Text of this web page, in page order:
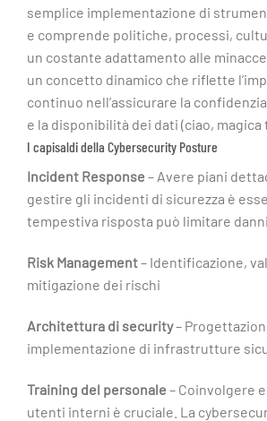
semplice implementazione di
e comprende politiche, processi,
un costante adattamento alle
un concetto dinamico che riflette
continuo nell’assicurare la
e la disponibilità dei dati (ciao, magica
I capisaldi della Cybersecurity Posture
Incident Response – Avere piani
gestire gli incidenti di sicurezza è
tempestiva risposta può limitare
Risk Management– Identificazione,
mitigazione dei rischi
Architettura di security–
implementazione di infrastrutture
Training del personale – Coinvolgere
utenti interni è cruciale. La